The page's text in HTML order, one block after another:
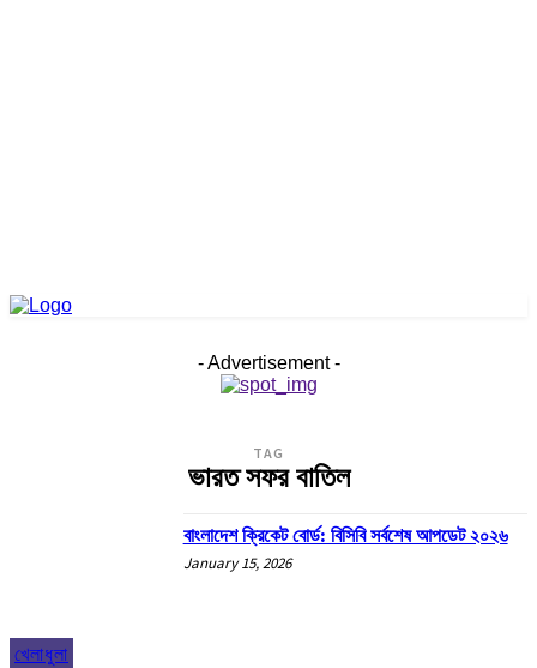
- Advertisement -
TAG
ভারত সফর বাতিল
খেলাধুলা
বাংলাদেশ ক্রিকেট বোর্ড: বিসিবি সর্বশেষ আপডেট ২০২৬
January 15, 2026